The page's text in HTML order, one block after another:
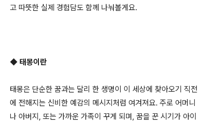
고 따뜻한 실제 경험담도 함께 나눠볼게요.
◆ 태몽이란
태몽은 단순한 꿈과는 달리 한 생명이 이 세상에 찾아오기 직전
에 전해지는 신비한 예감의 메시지처럼 여겨져요. 주로 어머니
나 아버지, 또는 가까운 가족이 꾸게 되며, 꿈을 꾼 시기가 아이